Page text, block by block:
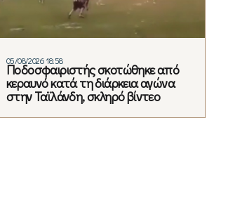
05/08/2026 18:58
Ποδοσφαιριστής σκοτώθηκε από
κεραυνό κατά τη διάρκεια αγώνα
στην Ταϊλάνδη, σκληρό βίντεο